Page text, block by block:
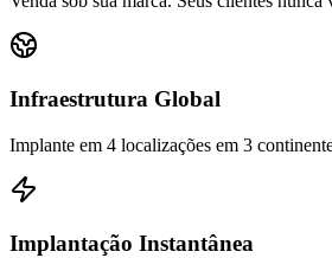
Infraestrutura Global
Implante em 4 localizações em 3
Implantação Instantânea